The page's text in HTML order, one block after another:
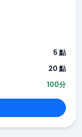
5 點
20 點
100分